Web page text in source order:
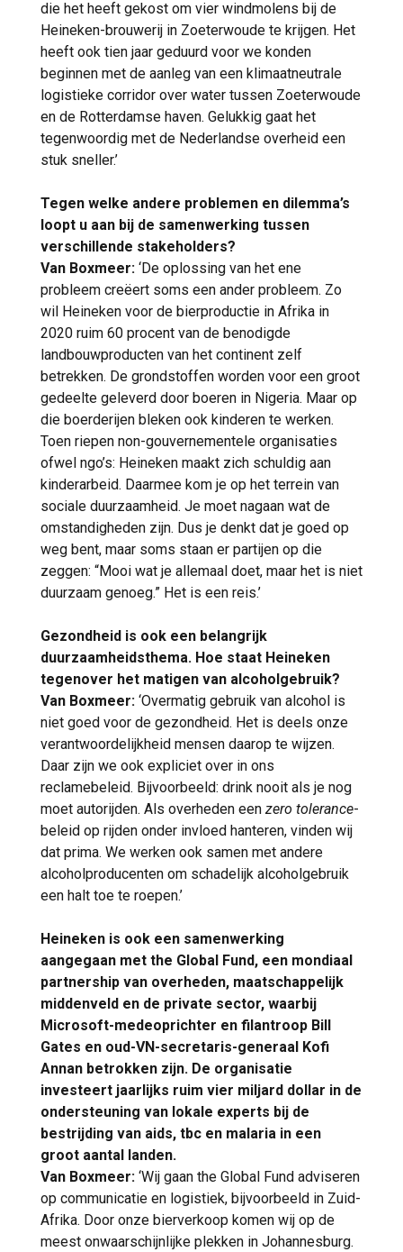
die het heeft gekost om vier windmolens bij de
Heineken-brouwerij in Zoeterwoude te krijgen. Het
heeft ook tien jaar geduurd voor we konden
beginnen met de aanleg van een klimaatneutrale
logistieke corridor over water tussen Zoeterwoude
en de Rotterdamse haven. Gelukkig gaat het
tegenwoordig met de Nederlandse overheid een
stuk sneller.’
Tegen welke andere problemen en dilemma’s
loopt u aan bij de samenwerking tussen
verschillende stakeholders?
Van Boxmeer: ‘De oplossing van het ene
probleem creëert soms een ander probleem. Zo
wil Heineken voor de bierproductie in Afrika in
2020 ruim 60 procent van de benodigde
landbouwproducten van het continent zelf
betrekken. De grondstoffen worden voor een groot
gedeelte geleverd door boeren in Nigeria. Maar op
die boerderijen bleken ook kinderen te werken.
Toen riepen non-gouvernementele organisaties
ofwel ngo’s: Heineken maakt zich schuldig aan
kinderarbeid. Daarmee kom je op het terrein van
sociale duurzaamheid. Je moet nagaan wat de
omstandigheden zijn. Dus je denkt dat je goed op
weg bent, maar soms staan er partijen op die
zeggen: “Mooi wat je allemaal doet, maar het is niet
duurzaam genoeg.” Het is een reis.’
Gezondheid is ook een belangrijk
duurzaamheidsthema. Hoe staat Heineken
tegenover het matigen van alcoholgebruik?
Van Boxmeer: ‘Overmatig gebruik van alcohol is
niet goed voor de gezondheid. Het is deels onze
verantwoordelijkheid mensen daarop te wijzen.
Daar zijn we ook expliciet over in ons
reclamebeleid. Bijvoorbeeld: drink nooit als je nog
moet autorijden. Als overheden een zero tolerance-
beleid op rijden onder invloed hanteren, vinden wij
dat prima. We werken ook samen met andere
alcoholproducenten om schadelijk alcoholgebruik
een halt toe te roepen.’
Heineken is ook een samenwerking
aangegaan met the Global Fund, een mondiaal
partnership van overheden, maatschappelijk
middenveld en de private sector, waarbij
Microsoft-medeoprichter en filantroop Bill
Gates en oud-VN-secretaris-generaal Kofi
Annan betrokken zijn. De organisatie
investeert jaarlijks ruim vier miljard dollar in de
ondersteuning van lokale experts bij de
bestrijding van aids, tbc en malaria in een
groot aantal landen.
Van Boxmeer: ‘Wij gaan the Global Fund adviseren
op communicatie en logistiek, bijvoorbeeld in Zuid-
Afrika. Door onze bierverkoop komen wij op de
meest onwaarschijnlijke plekken in Johannesburg.